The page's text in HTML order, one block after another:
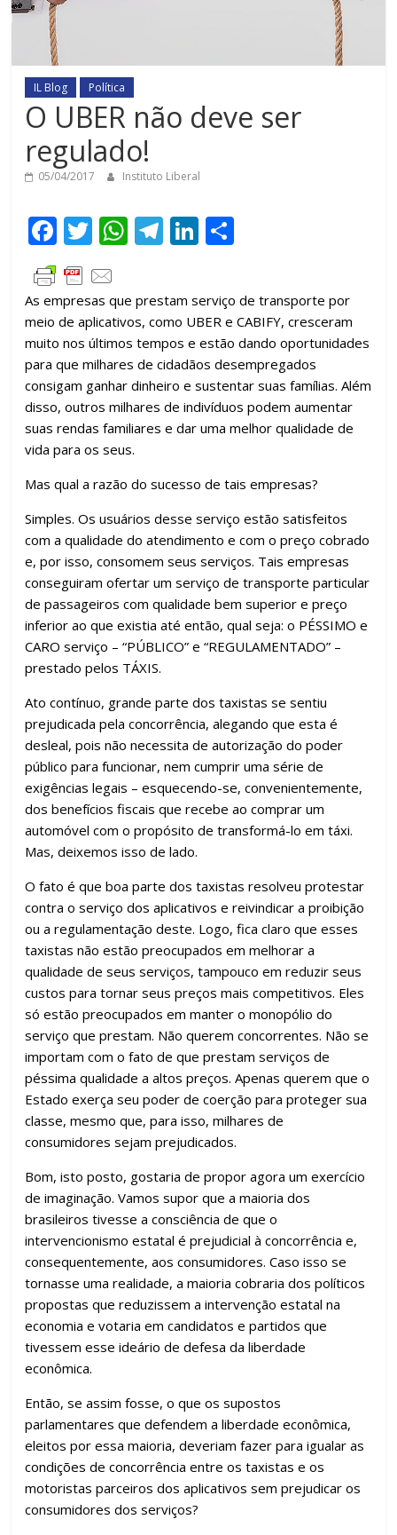
IL Blog Política
O UBER não deve ser
regulado!
05/04/2017 Instituto Liberal
F
ac
e
b
o
o
k
T
w
itt
er
W
s
A
p
p
T
e
gr
a
m
Li
e
dI
n
m
p
ar
til
h
ar
As empresas que prestam serviço de transporte por
meio de aplicativos, como UBER e CABIFY, cresceram
muito nos últimos tempos e estão dando oportunidades
para que milhares de cidadãos desempregados
consigam ganhar dinheiro e sustentar suas famílias. Além
disso, outros milhares de indivíduos podem aumentar
suas rendas familiares e dar uma melhor qualidade de
vida para os seus.
Mas qual a razão do sucesso de tais empresas?
Simples. Os usuários desse serviço estão satisfeitos
com a qualidade do atendimento e com o preço cobrado
e, por isso, consomem seus serviços. Tais empresas
conseguiram ofertar um serviço de transporte particular
de passageiros com qualidade bem superior e preço
inferior ao que existia até então, qual seja: o PÉSSIMO e
CARO serviço – “PÚBLICO” e “REGULAMENTADO” –
prestado pelos TÁXIS.
Ato contínuo, grande parte dos taxistas se sentiu
prejudicada pela concorrência, alegando que esta é
desleal, pois não necessita de autorização do poder
público para funcionar, nem cumprir uma série de
exigências legais – esquecendo-se, convenientemente,
dos benefícios fiscais que recebe ao comprar um
automóvel com o propósito de transformá-lo em táxi.
Mas, deixemos isso de lado.
O fato é que boa parte dos taxistas resolveu protestar
contra o serviço dos aplicativos e reivindicar a proibição
ou a regulamentação deste. Logo, fica claro que esses
taxistas não estão preocupados em melhorar a
qualidade de seus serviços, tampouco em reduzir seus
custos para tornar seus preços mais competitivos. Eles
só estão preocupados em manter o monopólio do
serviço que prestam. Não querem concorrentes. Não se
importam com o fato de que prestam serviços de
péssima qualidade a altos preços. Apenas querem que o
Estado exerça seu poder de coerção para proteger sua
classe, mesmo que, para isso, milhares de
consumidores sejam prejudicados.
Bom, isto posto, gostaria de propor agora um exercício
de imaginação. Vamos supor que a maioria dos
brasileiros tivesse a consciência de que o
intervencionismo estatal é prejudicial à concorrência e,
consequentemente, aos consumidores. Caso isso se
tornasse uma realidade, a maioria cobraria dos políticos
propostas que reduzissem a intervenção estatal na
economia e votaria em candidatos e partidos que
tivessem esse ideário de defesa da liberdade
econômica.
Então, se assim fosse, o que os supostos
parlamentares que defendem a liberdade econômica,
eleitos por essa maioria, deveriam fazer para igualar as
condições de concorrência entre os taxistas e os
motoristas parceiros dos aplicativos sem prejudicar os
consumidores dos serviços?